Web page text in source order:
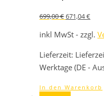
699,00€
war:
699,00 €
671,04€
ist:
inkl MwSt - zzgl.
Lieferzeit:
Werktage (DE -
In den Warenkorb